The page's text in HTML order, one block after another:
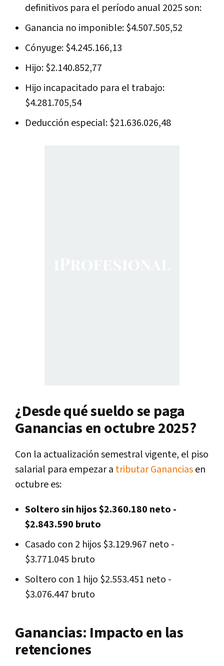
definitivos para el período anual 2025 son:
Ganancia no imponible: $4.507.505,52
Cónyuge: $4.245.166,13
Hijo: $2.140.852,77
Hijo incapacitado para el trabajo:
$4.281.705,54
Deducción especial: $21.636.026,48
¿Desde qué sueldo se paga
Ganancias en octubre 2025?
Con la actualización semestral vigente, el piso
salarial para empezar a tributar Gananciasen
octubre es:
Soltero sin hijos $2.360.180 neto -
$2.843.590 bruto
Casado con 2 hijos $3.129.967 neto -
$3.771.045 bruto
Soltero con 1 hijo $2.553.451 neto -
$3.076.447 bruto
Ganancias: Impacto en las
retenciones